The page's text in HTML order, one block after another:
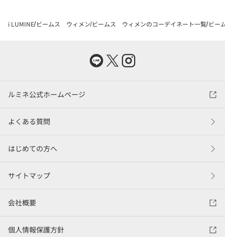
i LUMINE ビームス ウィメン ビームス ウィメンのコーデイネート一覧 ビー
ルミネ公式ホームページ
よくある質問
はじめての方へ
サイトマップ
会社概要
個人情報保護方針